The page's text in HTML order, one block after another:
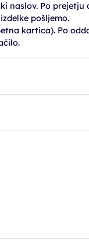
naslov. Po prejetju
pošljemo.
kartica). Po